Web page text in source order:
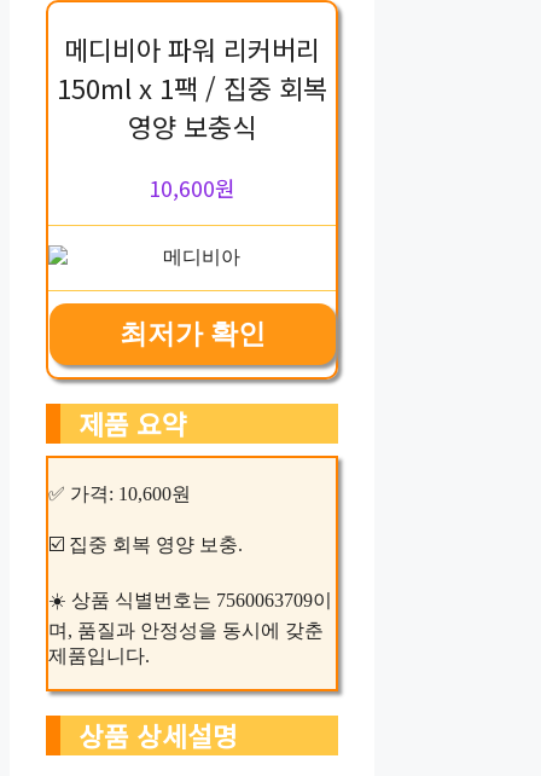
메디비아 파워 리커버리
150ml x 1팩 / 집중 회복
영양 보충식
10,600원
최저가 확인
제품 요약
✅ 가격: 10,600원
☑️ 집중 회복 영양 보충.
☀️ 상품 식별번호는 7560063709이
며, 품질과 안정성을 동시에 갖춘
제품입니다.
상품 상세설명